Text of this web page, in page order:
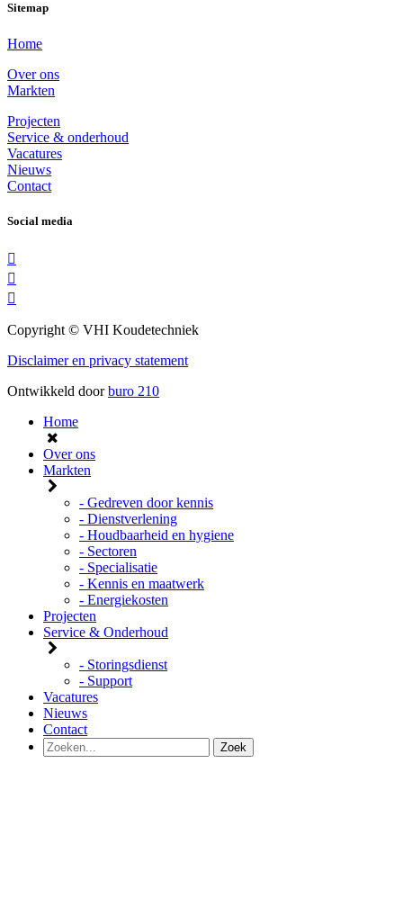
Sitemap
Home
Over ons
Markten
Projecten
Service & onderhoud
Vacatures
Nieuws
Contact
Social media
Copyright © VHI Koudetechniek
Disclaimer en privacy statement
Ontwikkeld doorburo 210
Home
Over ons
Markten
- Gedreven door kennis
- Dienstverlening
- Houdbaarheid en hygiene
- Sectoren
- Specialisatie
- Kennis en maatwerk
- Energiekosten
Projecten
Service & Onderhoud
- Storingsdienst
- Support
Vacatures
Nieuws
Contact